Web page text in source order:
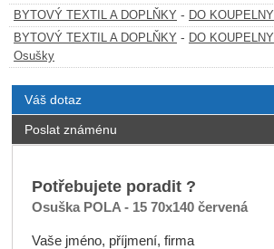
BYTOVÝ TEXTIL A DOPLŇKY - DO KOUPELNY
BYTOVÝ TEXTIL A DOPLŇKY - DO KOUPELNY
Osušky
Váš dotaz
Poslat známénu
Potřebujete poradit ?
Osuška POLA - 15 70x140 červená
Vaše jméno, příjmení, firma